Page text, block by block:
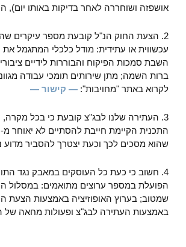
אושפזה ושוחררה לאחר בדיקות באותו
2. הצעת החוק הנ"ל קובעת מספר עיקרים
עכשווית או עתידית: מודל כלכלי המתגמל
השבת סמכות הפיקוח והבוררות לידיים
ברות השמה; מתן שירותים תומכי עבודה
לקרוא באתר "מחויבות": — קישור —
3. העתירה שלנו לבג"צ קובעת כי בכל
שהוא מסכים לכך וכעת יצטרך להסביר
4. חשוב כי כעת כל העוסקים במאבק נגד
הפועלת במספר ערוצים מתואמים: במסלול
שמטוב; בערוץ האופוזיציה באמצעות הצעת
באמצעות העתירה לבג"צ ופעולות מחאה